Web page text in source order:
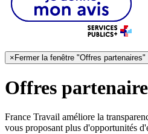
×Fermer la fenêtre "Offres partenaires"
Offres
France Travail améliore la
vous proposant plus d'opportunités